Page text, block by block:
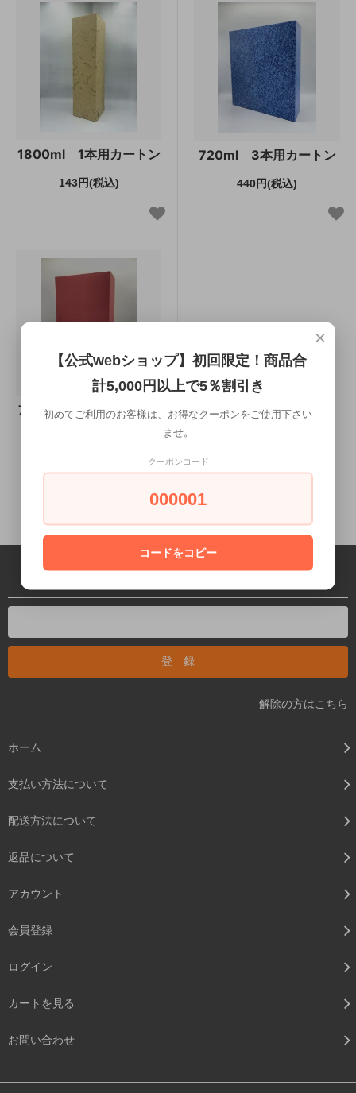
1800ml 1本用カートン
143円(税込)
720ml 3本用カートン
440円(税込)
720ml ２本用カートン
解除の方はこちら
ホーム
支払い方法について
配送方法について
返品について
アカウント
会員登録
ログイン
カートを見る
お問い合わせ
×
【公式webショップ】初回限定！商品合
計5,000円以上で5％割引き
初めてご利用のお客様は、お得なクーポンをご使用下さい
ませ。
クーポンコード
000001
コードをコピー